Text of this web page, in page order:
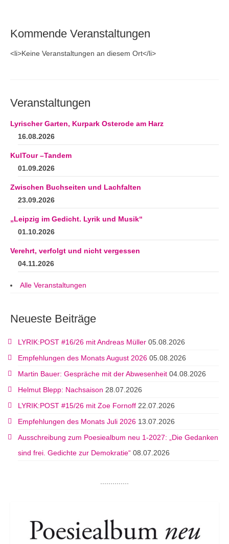
Leipziger Lyrikbibliothek
Lyrikschaufenster im Literaturhaus Leipzig
Kommende Veranstaltungen
<li>Keine Veranstaltungen an diesem Ort</li>
Veranstaltungen
Lyrischer Garten, Kurpark Osterode am Harz
16.08.2026
KulTour –Tandem
01.09.2026
Zwischen Buchseiten und Lachfalten
23.09.2026
„Leipzig im Gedicht. Lyrik und Musik“
01.10.2026
Verehrt, verfolgt und nicht vergessen
04.11.2026
Alle Veranstaltungen
Neueste Beiträge
LYRIK:POST #16/26 mit Andreas Müller 05.08.2026
Empfehlungen des Monats August 2026 05.08.2026
Martin Bauer: Gespräche mit der Abwesenheit 04.08.2026
Helmut Blepp: Nachsaison 28.07.2026
LYRIK:POST #15/26 mit Zoe Fornoff 22.07.2026
Empfehlungen des Monats Juli 2026 13.07.2026
Ausschreibung zum Poesiealbum neu 1-2027: „Die Gedanken
sind frei. Gedichte zur Demokratie“ 08.07.2026
..............